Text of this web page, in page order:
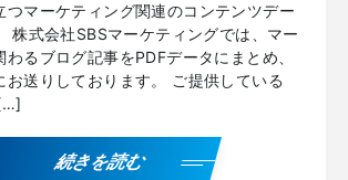
つマーケティング関連のコンテンツデー
株式会社SBSマーケティングでは、マー
るブログ記事をPDFデータにまとめ、
お送りしております。 ご提供している
続きを読む